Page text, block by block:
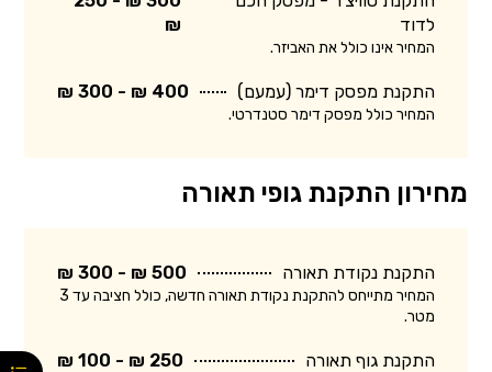
לדוד
₪
המחיר אינו כולל את האביזר.
התקנת מפסק דימר (עמעם) 400 ₪ - 300 ₪
המחיר כולל מפסק דימר סטנדרטי.
מחירון התקנת גופי תאורה
התקנת נקודת תאורה 500 ₪ - 300 ₪
המחיר מתייחס להתקנת נקודת תאורה חדשה, כולל חציבה עד 3
מטר.
התקנת גוף תאורה 250 ₪ - 100 ₪